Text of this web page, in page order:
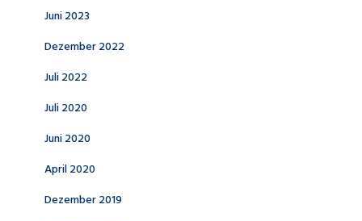
Juni 2023
Dezember 2022
Juli 2022
Juli 2020
Juni 2020
April 2020
Dezember 2019